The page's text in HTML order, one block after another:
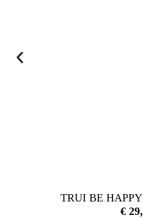
TRUI BE
€